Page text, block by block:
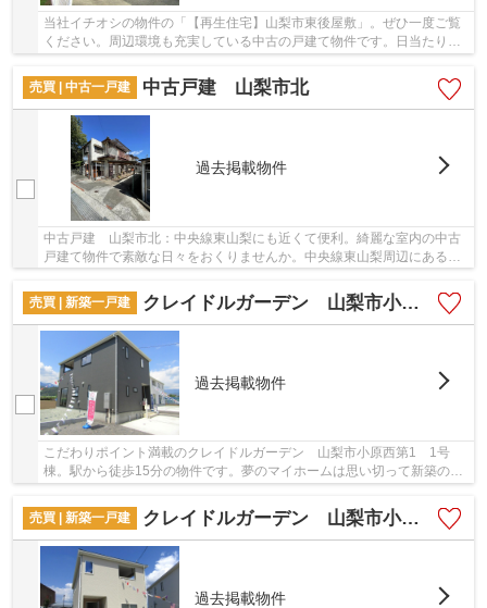
当社イチオシの物件の「【再生住宅】山梨市東後屋敷」。ぜひ一度ご覧
ください。周辺環境も充実している中古の戸建て物件です。日当たりを
重視している方に適した南側道路になります。...
売買 | 中古一戸建
中古戸建 山梨市北
過去掲載物件
中古戸建 山梨市北：中央線東山梨にも近くて便利。綺麗な室内の中古
戸建て物件で素敵な日々をおくりませんか。中央線東山梨周辺にある＆
売買 | 新築一戸建
クレイドルガーデン 山梨市小原西第1 1号棟
過去掲載物件
こだわりポイント満載のクレイドルガーデン 山梨市小原西第1 1号
棟。駅から徒歩15分の物件です。夢のマイホームは思い切って新築の戸
売買 | 新築一戸建
クレイドルガーデン 山梨市小原西第1 2号棟
過去掲載物件